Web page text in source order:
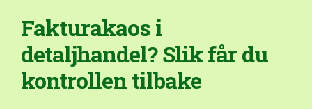
Fakturakaos i
detaljhandel? Slik får du
kontrollen tilbake